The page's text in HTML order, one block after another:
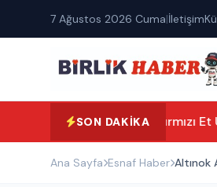
7 Ağustos 2026 Cuma|İletişim
SON DAKIKA
Aksaray Kırmızı Et
Ana Sayfa Esnaf Haber Altınok